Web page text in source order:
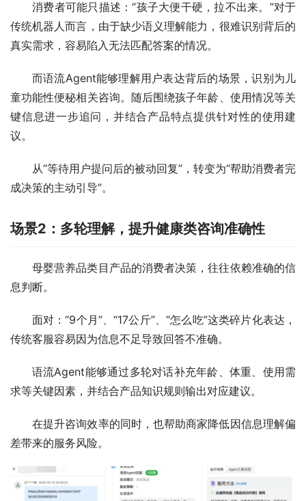
消费者可能只描述：“孩子大便干硬，拉不出来。”对于
传统机器人而言，由于缺少语义理解能力，很难识别背后的
真实需求，容易陷入无法匹配答案的情况。
而语流Agent能够理解用户表达背后的场景，识别为儿
童功能性便秘相关咨询。随后围绕孩子年龄、使用情况等关
键信息进一步追问，并结合产品特点提供针对性的使用建
议。
从“等待用户提问后的被动回复”，转变为“帮助消费者完
成决策的主动引导”。
场景2：多轮理解，提升健康类咨询准确性
母婴营养品类目产品的消费者决策，往往依赖准确的信
息判断。
面对：“9个月”、“17公斤”、“怎么吃”这类碎片化表达，
传统客服容易因为信息不足导致回答不准确。
语流Agent能够通过多轮对话补充年龄、体重、使用需
求等关键因素，并结合产品知识规则输出对应建议。
在提升咨询效率的同时，也帮助商家降低因信息理解偏
差带来的服务风险。